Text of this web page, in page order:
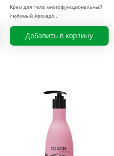
Крем для тела многофункциональный
любимый Авокадо
Добавить в корзину